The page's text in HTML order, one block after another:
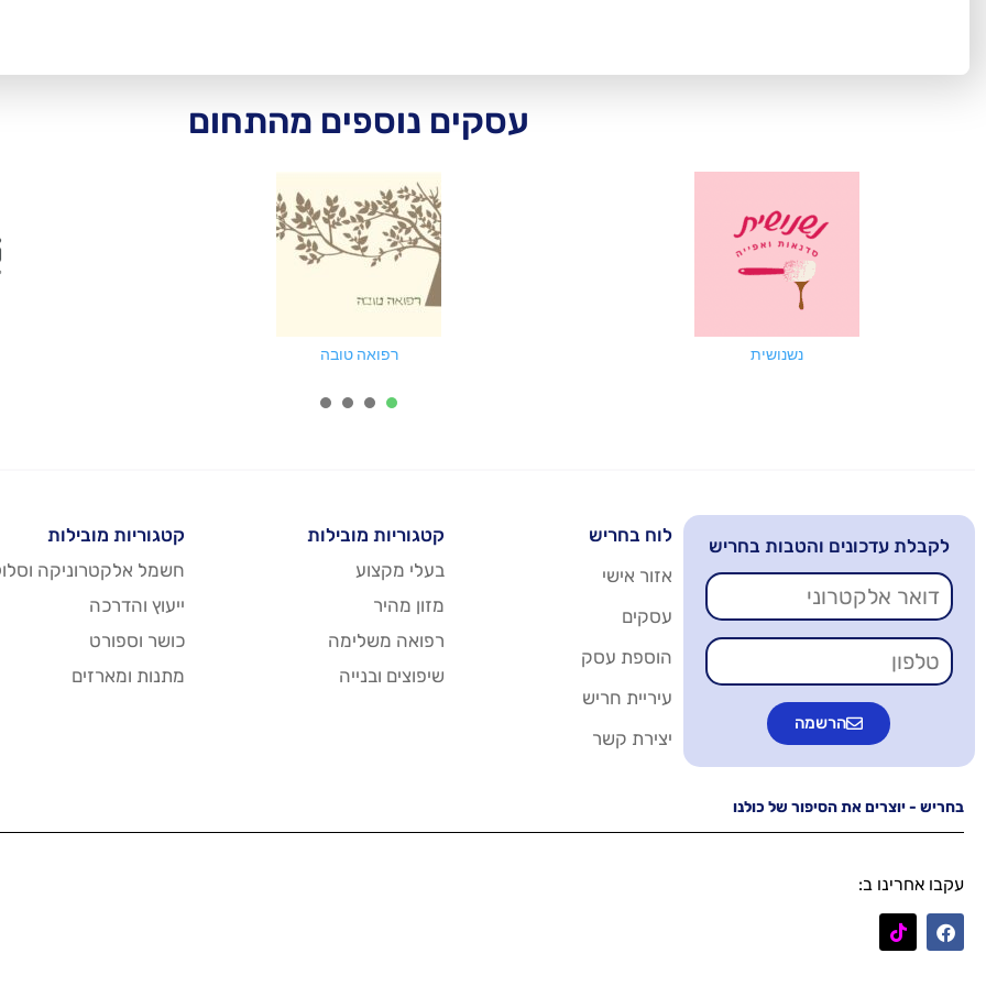
עסקים נוספים מהתחום
נשנושית רפואה טובה
לקבלת עדכונים והטבות בחריש
הרשמה
לוח בחריש
אזור אישי
עסקים
הוספת עסק
עיריית חריש
יצירת קשר
קטגוריות מובילות
בעלי מקצוע
מזון מהיר
רפואה משלימה
שיפוצים ובנייה
קטגוריות מובילות
חשמל אלקטרוניקה
ייעוץ והדרכה
כושר וספורט
מתנות ומארזים
בחריש - יוצרים את הסיפור של כולנו
עקבו אחרינו ב: